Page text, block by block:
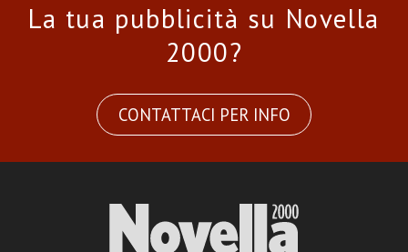
La tua pubblicità su Novella
2000?
CONTATTACI PER INFO